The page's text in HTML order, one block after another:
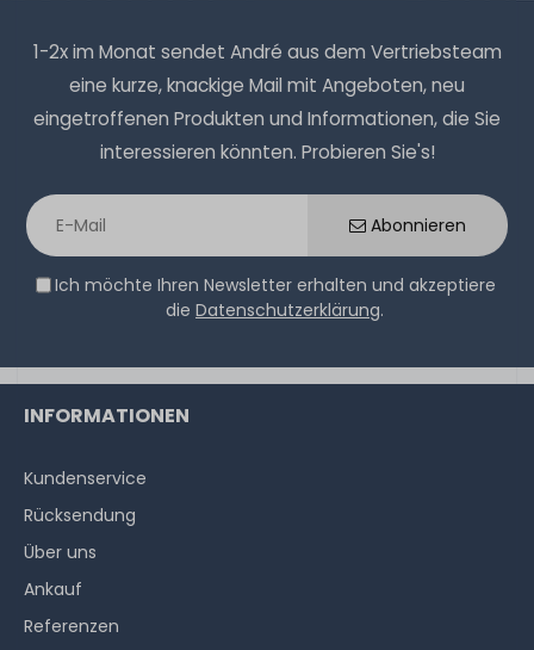
Thermal Grizzly Aeronaut Wärmeleitpaste / Thermal
32Stück sofort lieferbar
1-2 Tage*
6,90 € *
1-2x im Monat sendet André aus dem Vertriebsteam
eine kurze, knackige Mail mit Angeboten, neu
eingetroffenen Produkten und Informationen, die Sie
interessieren könnten. Probieren Sie's!
Abonnieren
Ich möchte Ihren Newsletter erhalten und akzeptiere
die Datenschutzerklärung.
INFORMATIONEN
Kundenservice
Rücksendung
Über uns
Ankauf
Referenzen